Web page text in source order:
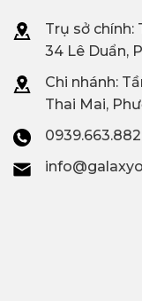
Trụ sở chính:
34 Lê Duẩn,
Chi nhánh: T
Thai Mai,
0939.663.882